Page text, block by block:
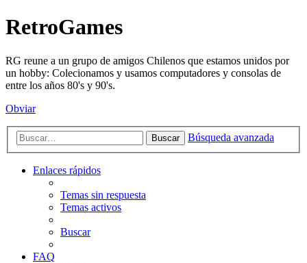
RetroGames
RG reune a un grupo de amigos Chilenos que estamos unidos por
un hobby: Colecionamos y usamos computadores y consolas de
entre los años 80's y 90's.
Obviar
Buscar Búsqueda avanzada
Enlaces rápidos
Temas sin respuesta
Temas activos
Buscar
FAQ